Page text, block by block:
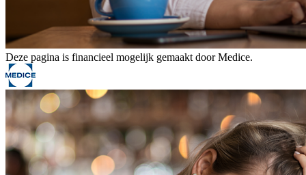
Deze pagina is financieel mogelijk gemaakt door Medice.